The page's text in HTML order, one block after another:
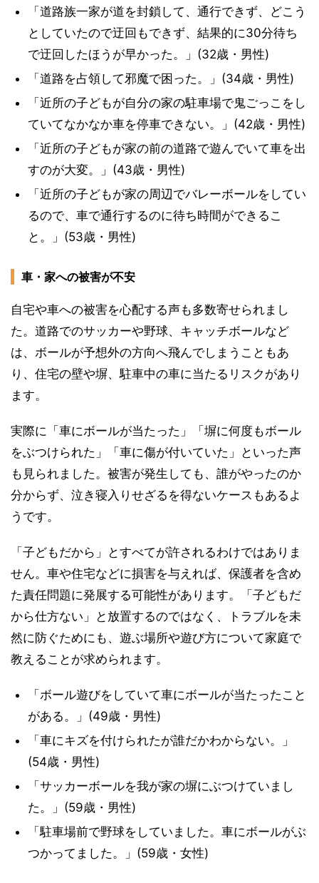
「道路族一家が道を封鎖して、通行できず、どこう
としていたので迂回もできず、結果的に30分待ち
で迂回したほうが早かった。」(32歳・男性)
「道路を占領して邪魔で困った。」(34歳・男性)
「近所の子どもが自分の家の駐車場で鬼ごっこをし
ていてなかなか車を停車できない。」(42歳・男性)
「近所の子どもが家の前の道路で遊んでいて車を出
すのが大変。」(43歳・男性)
「近所の子どもが家の周辺でバレーボールをしてい
るので、車で通行するのに待ち時間ができるこ
と。」(53歳・男性)
車・家への被害が不安
自宅や車への被害を心配する声も多数寄せられまし
た。道路でのサッカーや野球、キャッチボールなど
は、ボールが予想外の方向へ飛んでしまうこともあ
り、住宅の壁や塀、駐車中の車に当たるリスクがあり
ます。
実際に「車にボールが当たった」「塀に何度もボール
をぶつけられた」「車に傷が付いていた」といった声
も見られました。被害が発生しても、誰がやったのか
分からず、泣き寝入りせざるを得ないケースもあるよ
うです。
「子どもだから」とすべてが許されるわけではありま
せん。車や住宅などに損害を与えれば、保護者を含め
た責任問題に発展する可能性があります。「子どもだ
から仕方ない」と放置するのではなく、トラブルを未
然に防ぐためにも、遊ぶ場所や遊び方について家庭で
教えることが求められます。
「ボール遊びをしていて車にボールが当たったこと
がある。」(49歳・男性)
「車にキズを付けられたが誰だかわからない。」
(54歳・男性)
「サッカーボールを我が家の塀にぶつけていまし
た。」(59歳・男性)
「駐車場前で野球をしていました。車にボールがぶ
つかってました。」(59歳・女性)